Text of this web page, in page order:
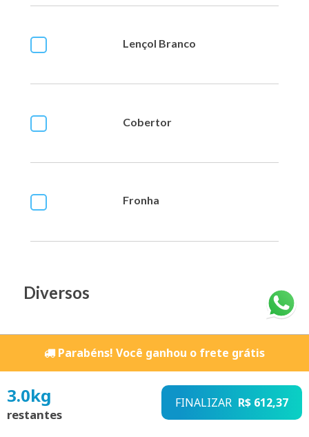
Lençol Branco
Cobertor
Fronha
Diversos
Bíblia e Livros
Parabéns! Você ganhou o frete grátis
3.0kg
restantes
FINALIZAR R$ 612,37